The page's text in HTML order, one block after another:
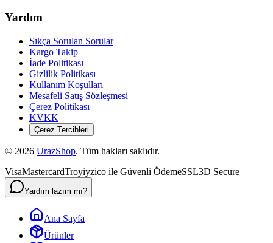
Yardım
Sıkça Sorulan Sorular
Kargo Takip
İade Politikası
Gizlilik Politikası
Kullanım Koşulları
Mesafeli Satış Sözleşmesi
Çerez Politikası
KVKK
Çerez Tercihleri
© 2026 UrazShop. Tüm hakları saklıdır.
VisaMastercardTroyiyzico ile Güvenli ÖdemeSSL3D Secure
Yardım lazım mı?
Ana Sayfa
Ürünler